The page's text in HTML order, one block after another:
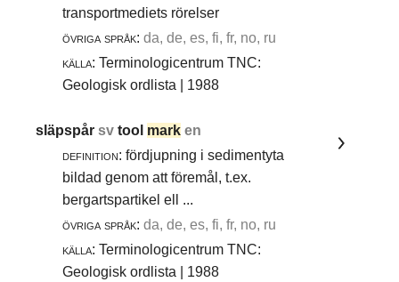
transportmediets rörelser
övriga språk: da, de, es, fi, fr, no, ru
källa: Terminologicentrum TNC:
Geologisk ordlista | 1988
släpspårsvtool mark en
definition: fördjupning i sedimentyta
bildad genom att föremål, t.ex.
bergartspartikel ell ...
övriga språk: da, de, es, fi, fr, no, ru
källa: Terminologicentrum TNC:
Geologisk ordlista | 1988